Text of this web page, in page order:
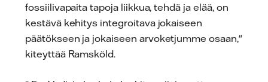
fossiilivapaita tapoja liikkua, tehdä ja elää, on
kestävä kehitys integroitava jokaiseen
päätökseen ja jokaiseen arvoketjumme osaan,"
kiteyttää Ramsköld.